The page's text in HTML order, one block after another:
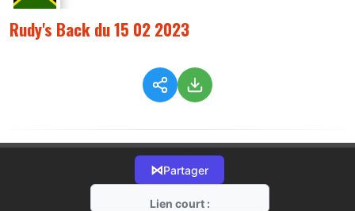
Rudy's Back du 15 02 2023
⋈Partager
Lien court :